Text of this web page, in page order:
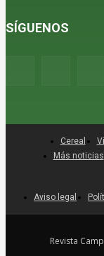
SÍGUENOS
Aviso legal
Cereal
Más noticias
Revista